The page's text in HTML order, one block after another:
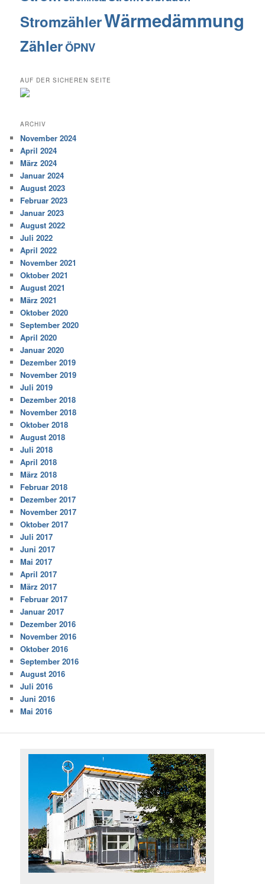
StromzählerWärmedämmung
ZählerÖPNV
AUF DER SICHEREN SEITE
ARCHIV
November 2024
April 2024
März 2024
Januar 2024
August 2023
Februar 2023
Januar 2023
August 2022
Juli 2022
April 2022
November 2021
Oktober 2021
August 2021
März 2021
Oktober 2020
September 2020
April 2020
Januar 2020
Dezember 2019
November 2019
Juli 2019
Dezember 2018
November 2018
Oktober 2018
August 2018
Juli 2018
April 2018
März 2018
Februar 2018
Dezember 2017
November 2017
Oktober 2017
Juli 2017
Juni 2017
Mai 2017
April 2017
März 2017
Februar 2017
Januar 2017
Dezember 2016
November 2016
Oktober 2016
September 2016
August 2016
Juli 2016
Juni 2016
Mai 2016